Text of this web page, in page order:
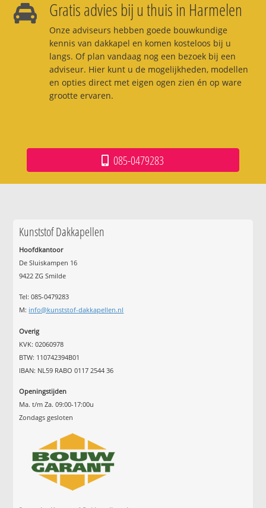
Gratis advies bij u thuis in Harmelen
Onze adviseurs hebben goede bouwkundige
kennis van dakkapel en komen kosteloos bij u
langs. Of plan vandaag nog een bezoek bij een
adviseur. Hier kunt u de mogelijkheden, modellen
en opties direct met eigen ogen zien én op ware
grootte ervaren.
085-0479283
Kunststof Dakkapellen
Hoofdkantoor
De Sluiskampen 16
9422 ZG Smilde
Tel: 085-0479283
M: info@kunststof-dakkapellen.nl
Overig
KVK: 02060978
BTW: 110742394B01
IBAN: NL59 RABO 0117 2544 36
Openingstijden
Ma. t/m Za. 09:00-17:00u
Zondags gesloten